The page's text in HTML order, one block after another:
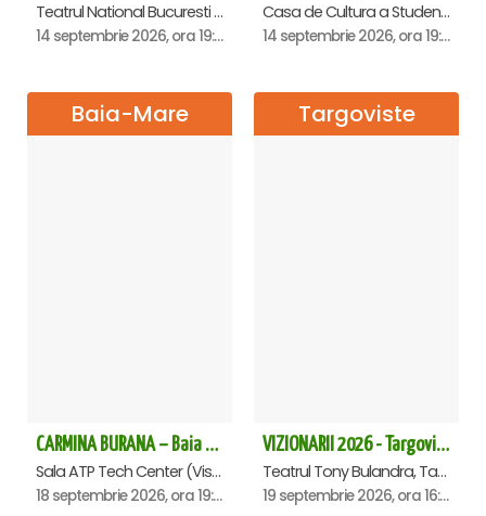
Teatrul National Bucuresti - Sala Ion Caramitru, Bucuresti
14 septembrie 2026, ora 19:00
Casa de Cultura a Studentilor Dumitru Farcas, Cluj-Napoca
14 septembrie 2026, ora 19:30
Baia-Mare
CARMINA BURANA – Baia Mare
Sala ATP Tech Center (Vis a vis de Auchan), Baia-Mare
18 septembrie 2026, ora 19:00
Targoviste
VIZIONARII 2026 - Targoviste
Teatrul Tony Bulandra, Targoviste
19 septembrie 2026, ora 16:00